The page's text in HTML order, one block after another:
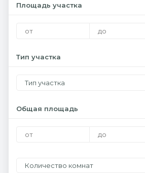
Площадь участка
Тип участка
Тип участка
Общая площадь
Количество комнат